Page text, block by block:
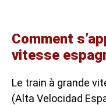
Comment
vitesse
Le train à grande
(Alta Velocidad